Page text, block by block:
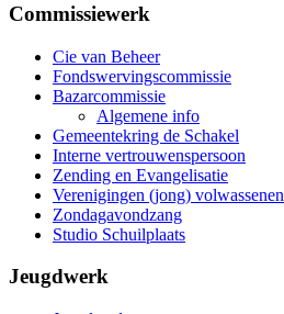
Commissiewerk
Cie van Beheer
Fondswervingscommissie
Bazarcommissie
Algemene info
Gemeentekring de Schakel
Interne vertrouwenspersoon
Zending en Evangelisatie
Verenigingen (jong) volwassenen
Zondagavondzang
Studio Schuilplaats
Jeugdwerk